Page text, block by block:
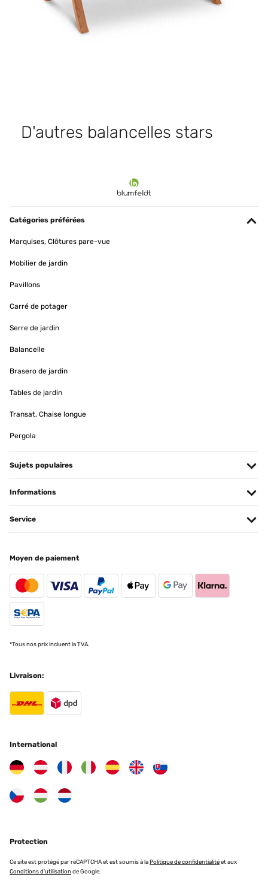
D'autres balancelles stars
Catégories préférées
Marquises, Clôtures pare-vue
Mobilier de jardin
Pavillons
Carré de potager
Serre de jardin
Balancelle
Brasero de jardin
Tables de jardin
Transat, Chaise longue
Pergola
Sujets populaires
Informations
Service
Moyen de paiement
*Tous nos prix incluent la TVA.
Livraison:
International
Protection
Ce site est protégé par reCAPTCHA et est soumis à laPolitique de confidentialitéet aux
Conditions d'utilisationde Google.